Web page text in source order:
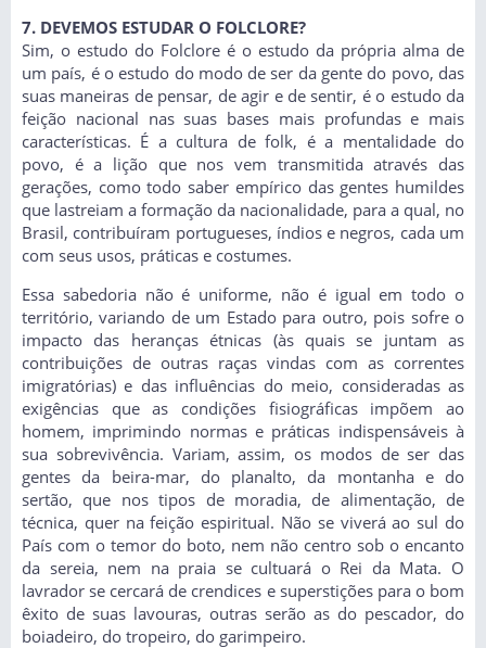
7. DEVEMOS ESTUDAR O FOLCLORE?
Sim, o estudo do Folclore é o estudo da própria alma de
um país, é o estudo do modo de ser da gente do povo, das
suas maneiras de pensar, de agir e de sentir, é o estudo da
feição nacional nas suas bases mais profundas e mais
características. É a cultura de folk, é a mentalidade do
povo, é a lição que nos vem transmitida através das
gerações, como todo saber empírico das gentes humildes
que lastreiam a formação da nacionalidade, para a qual, no
Brasil, contribuíram portugueses, índios e negros, cada um
com seus usos, práticas e costumes.
Essa sabedoria não é uniforme, não é igual em todo o
território, variando de um Estado para outro, pois sofre o
impacto das heranças étnicas (às quais se juntam as
contribuições de outras raças vindas com as correntes
imigratórias) e das influências do meio, consideradas as
exigências que as condições fisiográficas impõem ao
homem, imprimindo normas e práticas indispensáveis à
sua sobrevivência. Variam, assim, os modos de ser das
gentes da beira-mar, do planalto, da montanha e do
sertão, que nos tipos de moradia, de alimentação, de
técnica, quer na feição espiritual. Não se viverá ao sul do
País com o temor do boto, nem não centro sob o encanto
da sereia, nem na praia se cultuará o Rei da Mata. O
lavrador se cercará de crendices e superstições para o bom
êxito de suas lavouras, outras serão as do pescador, do
boiadeiro, do tropeiro, do garimpeiro.